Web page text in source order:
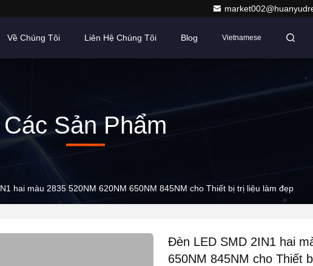
Về Chúng Tôi Liên Hệ Chúng Tôi Blog Vietnamese
Các Sản Phẩm
hai màu 2835 520NM 620NM 650NM 845NM cho Thiết bị trị liệu làm đẹp
Đèn LED SMD 2IN1 hai
650NM 845NM cho Thiết